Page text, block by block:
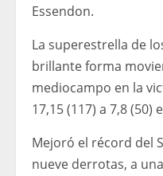
Essendon.
La superestrella de
brillante forma
mediocampo en la
17,15 (117) a 7,8 (50)
Mejoró el récord del
nueve derrotas, a